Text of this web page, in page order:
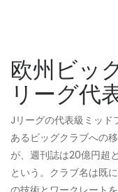
欧州ビッ
リーグ代
Jリーグの代表級ミッ
あるビッグクラブへの
が、週刊誌は20億円超
という。クラブ名は既